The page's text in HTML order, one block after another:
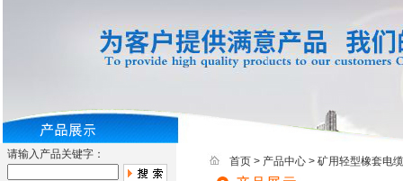
请输入产品关键字：
首页 > 产品中心 > 矿用轻型橡套电缆